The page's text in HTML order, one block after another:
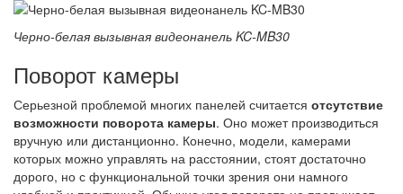
Черно-белая вызывная видеонанель KC-MB30
Поворот камеры
Серьезной проблемой многих панелей считается отсутствие
возможности поворота камеры. Оно может производиться
вручную или дистанционно. Конечно, модели, камерами
которых можно управлять на расстоянии, стоят достаточно
дорого, но с функциональной точки зрения они намного